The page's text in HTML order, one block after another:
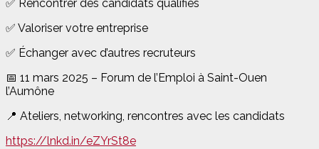
✅ Rencontrer des candidats qualifiés
✅ Valoriser votre entreprise
✅ Échanger avec d’autres recruteurs
📅 11 mars 2025 – Forum de l’Emploi à Saint-Ouen
l’Aumône
📍 Ateliers, networking, rencontres avec les candidats
https://lnkd.in/eZYrSt8e